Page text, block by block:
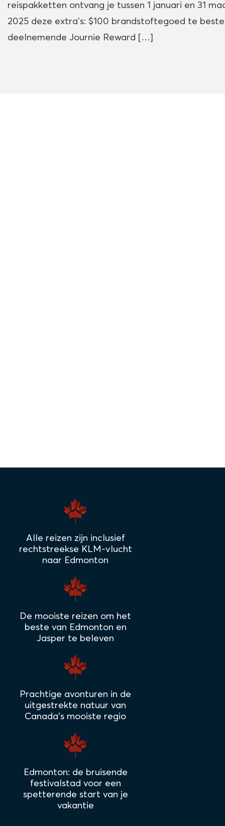
reispakketten ontvang je tussen 1 januari en 31
2025 deze extra’s: $100 brandstoftegoed te
deelnemende Journie Reward […]
Alle reizen zijn inclusief
rechtstreekse KLM-vlucht
naar Edmonton
De mooiste reizen om het
beste van Edmonton en
Jasper te beleven
Prachtige avonturen in de
uitgestrekte natuur van
Canada's mooiste regio
Edmonton: de bruisende
festivalstad voor een
spetterende start van je
vakantie